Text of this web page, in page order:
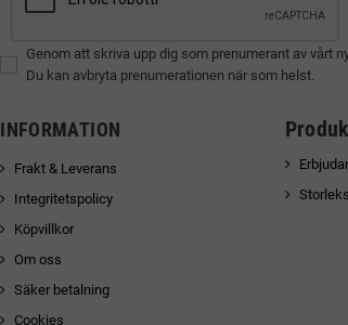
Genom att skriva upp dig som prenumerant av vårt
Du kan avbryta prenumerationen när som helst.
INFORMATION
Frakt & Leverans
Integritetspolicy
Köpvillkor
Om oss
Säker betalning
Cookies